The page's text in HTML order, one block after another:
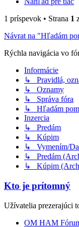
1 príspevok • Strana 1
Návrat na "Hľadám
Rýchla navigácia vo
Informácie
↳ Pravidlá,
↳ Oznamy
↳ Správa fóra
↳ Hľadám
Inzercia
↳ Predám
↳ Kúpim
↳ Vymením/
↳ Predám
↳ Kúpim
Kto je prítomný
Užívatelia prezerajúci
OM HAM